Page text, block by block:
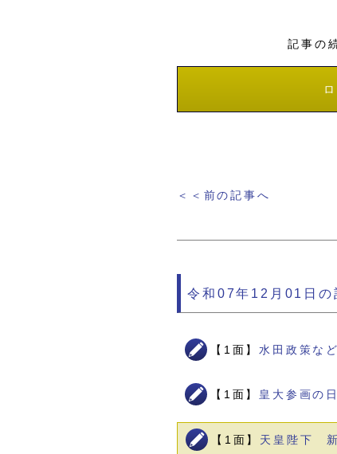
記事の
＜＜前の記事へ
令和07年12月01日の
【1面】水田政策な
【1面】 皇大参画の
【1面】 天皇陛下